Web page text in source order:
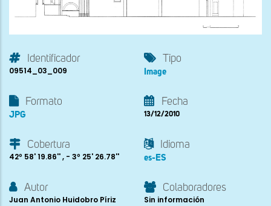
Identificador
09514_03_009
Tipo
Image
Formato
JPG
Fecha
13/12/2010
Cobertura
42º 58' 19.86'' , - 3º 25' 26.78''
Idioma
es-ES
Autor
Juan Antonio Huidobro Píriz
Colaboradores
Sin información